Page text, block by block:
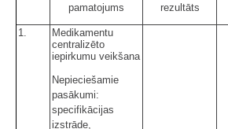
pamatojums
rezultāts
1.
Medikamentu
centralizēto
iepirkumu veikšana
Nepieciešamie
pasākumi:
specifikācijas
izstrāde,